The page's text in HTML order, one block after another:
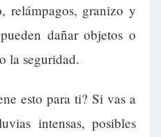
relámpagos, granizo y
dañar objetos o
la seguridad.
esto para ti? Si vas a
intensas, posibles